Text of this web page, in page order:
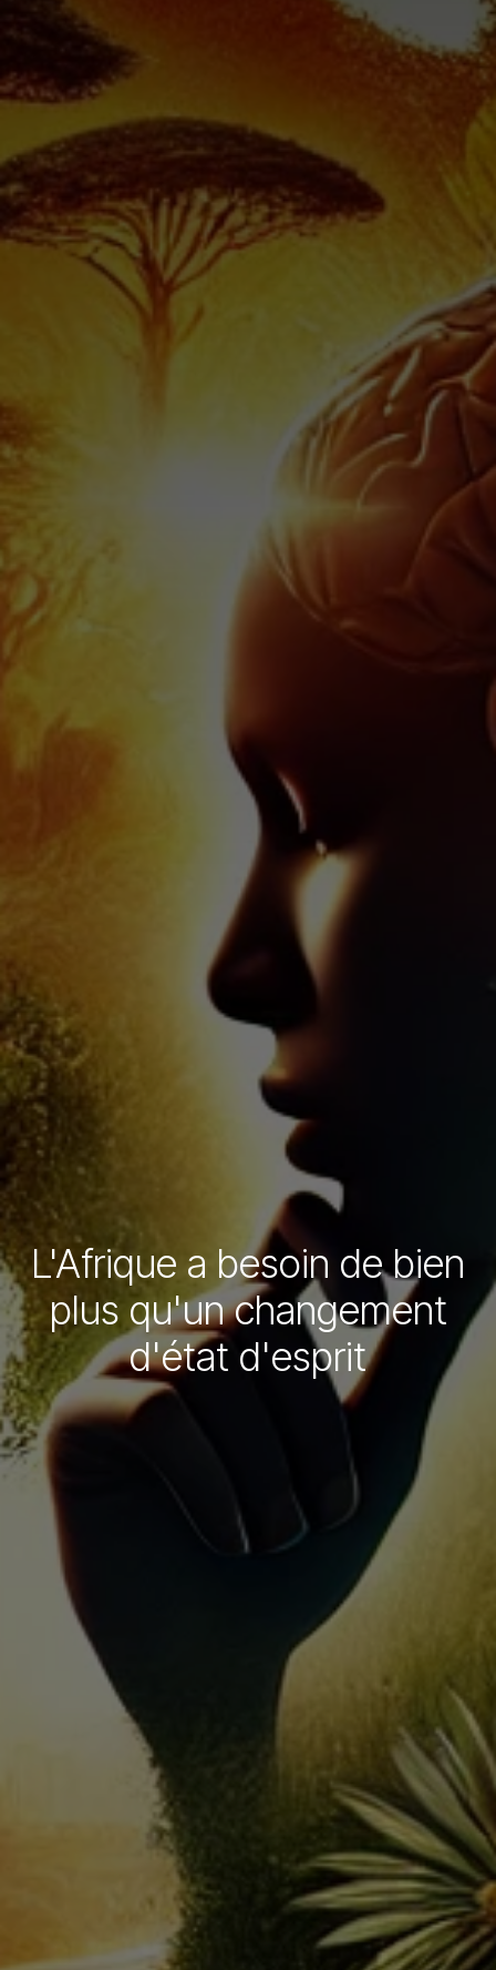
L'Afrique a besoin de bien
plus qu'un changement
d'état d'esprit